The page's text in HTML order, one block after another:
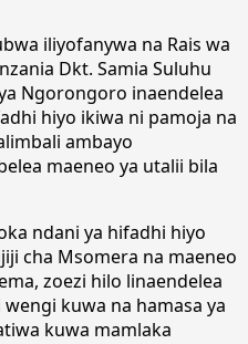
iliyofanywa na Rais wa
Dkt. Samia Suluhu
Ngorongoro inaendelea
hiyo ikiwa ni pamoja na
ambayo
maeneo ya utalii bila
ndani ya hifadhi hiyo
cha Msomera na maeneo
zoezi hilo linaendelea
kuwa na hamasa ya
kuwa mamlaka